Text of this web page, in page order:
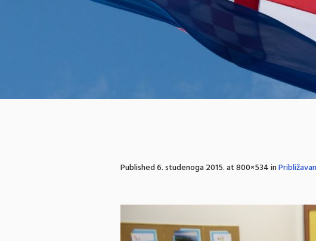
Published6. studenoga 2015.at 800×534 in